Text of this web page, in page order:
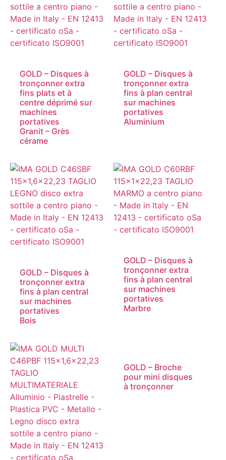
GOLD – Disques à
tronçonner extra
fins plats et à
centre déprimé sur
machines
portatives
Granit – Grès
cérame
GOLD – Disques à
tronçonner extra
fins à plan central
sur machines
portatives
Aluminium
GOLD – Disques à
tronçonner extra
fins à plan central
sur machines
portatives
Bois
GOLD – Disques à
tronçonner extra
fins à plan central
sur machines
portatives
Marbre
GOLD – Broche
pour mini disques
à tronçonner